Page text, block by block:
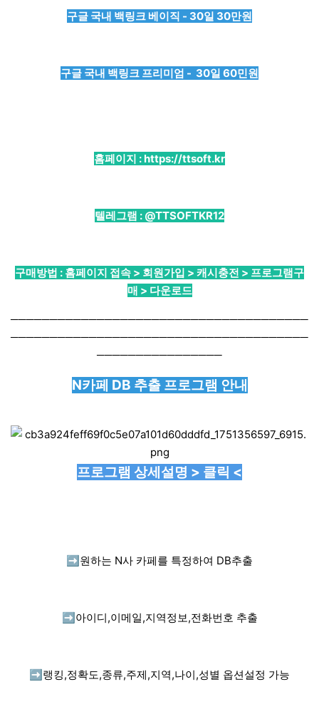
구글 국내 백링크 베이직 - 30일 30만원
구글 국내 백링크 프리미엄 - 30일 60민원
홈페이지 :https://ttsoft.kr
텔레그램 : @TTSOFTKR12
구매방법 : 홈페이지 접속 > 회원가입 > 캐시충전 > 프로그램구
매 > 다운로드
──────────────────────────────────────
──────────────────────────────────────
────────────────
N카페 DB 추출 프로그램 안내
프로그램 상세설명 > 클릭 <
➡️ 원하는 N사 카페를 특정하여 DB추출
➡️ 아이디,이메일,지역정보,전화번호 추출
➡️ 랭킹,정확도,종류,주제,지역,나이,성별 옵션설정 가능